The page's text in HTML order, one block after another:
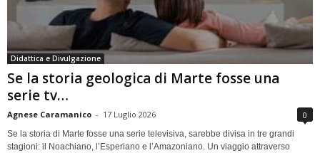
Didattica e Divulgazione
Se la storia geologica di Marte fosse una
serie tv…
Agnese Caramanico - 17 Luglio 2026 0
Se la storia di Marte fosse una serie televisiva, sarebbe divisa in tre grandi
stagioni: il Noachiano, l’Esperiano e l’Amazoniano. Un viaggio attraverso